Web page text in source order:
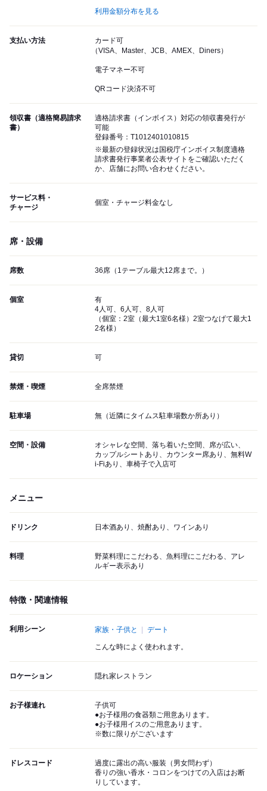
利用金額分布を見る
支払い方法
カード可
（VISA、Master、JCB、AMEX、Diners）
電子マネー不可
QRコード決済不可
領収書（適格簡易請求
書）
適格請求書（インボイス）対応の領収書発行が
可能
登録番号：T1012401010815
※最新の登録状況は国税庁インボイス制度適格
請求書発行事業者公表サイトをご確認いただく
か、店舗にお問い合わせください。
サービス料・
チャージ
個室・チャージ料金なし
席・設備
席数 36席（1テーブル最大12席まで。）
個室
有
4人可、6人可、8人可
（個室：2室（最大1室6名様）2室つなげて最大1
2名様）
貸切 可
禁煙・喫煙 全席禁煙
駐車場 無（近隣にタイムス駐車場数か所あり）
空間・設備
オシャレな空間、落ち着いた空間、席が広い、
カップルシートあり、カウンター席あり、無料W
i-Fiあり、車椅子で入店可
メニュー
ドリンク 日本酒あり、焼酎あり、ワインあり
料理
野菜料理にこだわる、魚料理にこだわる、アレ
ルギー表示あり
特徴・関連情報
利用シーン 家族・子供と デート
こんな時によく使われます。
ロケーション 隠れ家レストラン
お子様連れ
子供可
●お子様用の食器類ご用意あります。
●お子様用イスのご用意あります。
※数に限りがございます
ドレスコード
過度に露出の高い服装（男女問わず）
香りの強い香水・コロンをつけての入店はお断
りしています。